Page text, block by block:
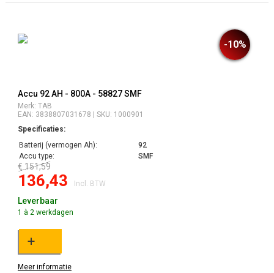
-10%
Accu 92 AH - 800A - 58827 SMF
Merk: TAB
EAN: 3838807031678 | SKU: 1000901
Specificaties:
Batterij (vermogen Ah):
92
Accu type:
SMF
€ 151,59
136,43 Incl. BTW
Leverbaar
1 à 2 werkdagen
+
Meer informatie